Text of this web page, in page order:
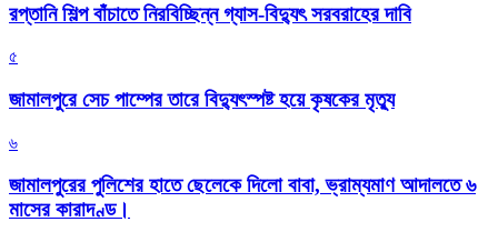
রপ্তানি শিল্প বাঁচাতে নিরবিচ্ছিন্ন গ্যাস-বিদ্যুৎ সরবরাহের দাবি
৫
জামালপুরে সেচ পাম্পের তারে বিদ্যুৎস্পষ্ট হয়ে কৃষকের মৃত্যু
৬
জামালপুরের পুলিশের হাতে ছেলেকে দিলো বাবা, ভ্রাম্যমাণ আদালতে ৬
মাসের কারাদণ্ড।